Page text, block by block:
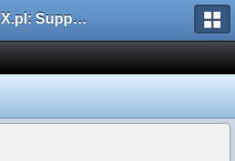
AMXX.pl: Support AMX Mod X i SourceMod